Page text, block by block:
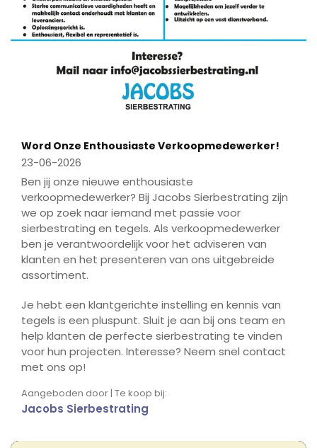
Word Onze Enthousiaste Verkoopmedewerker!
23-06-2026
Ben jij onze nieuwe enthousiaste
verkoopmedewerker? Bij Jacobs Sierbestrating zijn
we op zoek naar iemand met passie voor
sierbestrating en tegels. Als verkoopmedewerker
ben je verantwoordelijk voor het adviseren van
klanten en het presenteren van ons uitgebreide
assortiment.
Je hebt een klantgerichte instelling en kennis van
tegels is een pluspunt. Sluit je aan bij ons team en
help klanten de perfecte sierbestrating te vinden
voor hun projecten. Interesse? Neem snel contact
met ons op!
Aangeboden door | Te koop bij:
Jacobs Sierbestrating